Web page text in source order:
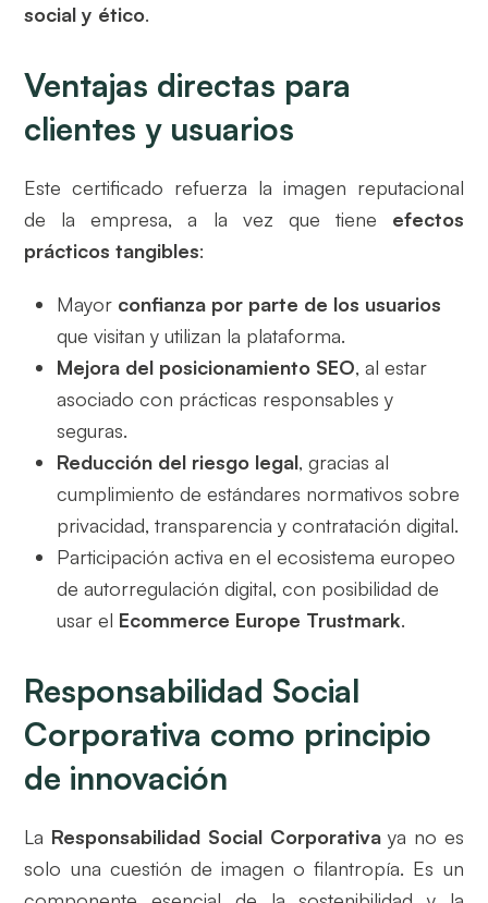
social y ético.
Ventajas directas para
clientes y usuarios
Este certificado refuerza la imagen reputacional
de la empresa, a la vez que tiene efectos
prácticos tangibles:
Mayor confianza por parte de los usuarios
que visitan y utilizan la plataforma.
Mejora del posicionamiento SEO, al estar
asociado con prácticas responsables y
seguras.
Reducción del riesgo legal, gracias al
cumplimiento de estándares normativos sobre
privacidad, transparencia y contratación digital.
Participación activa en el ecosistema europeo
de autorregulación digital, con posibilidad de
usar el Ecommerce Europe Trustmark.
Responsabilidad Social
Corporativa como principio
de innovación
La Responsabilidad Social Corporativaya no es
solo una cuestión de imagen o filantropía. Es un